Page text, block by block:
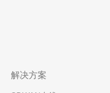
解决方案